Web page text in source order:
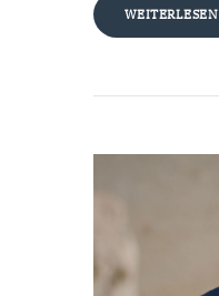
WEITERLESEN